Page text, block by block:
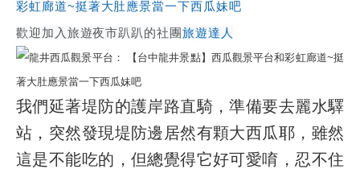
歡迎加入旅遊夜市趴趴的社團旅遊達人
我們延著堤防的護岸路直騎，準備要去麗水驛
站，突然發現堤防邊居然有顆大西瓜耶，雖然
這是不能吃的，但總覺得它好可愛唷，忍不住